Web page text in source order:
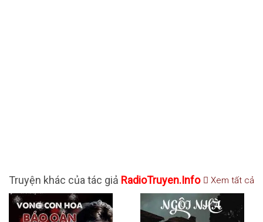
Truyện khác của tác giả RadioTruyen.Info Xem tất cả